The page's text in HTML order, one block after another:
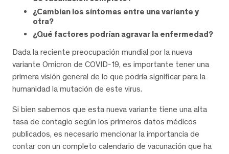
¿Cambian los síntomas entre una variante y
otra?
¿Qué factores podrían agravar la enfermedad?
Dada la reciente preocupación mundial por la nueva
variante Omicron de COVID-19, es importante tener una
primera visión general de lo que podría significar para la
humanidad la mutación de este virus.
Si bien sabemos que esta nueva variante tiene una alta
tasa de contagio según los primeros datos médicos
publicados, es necesario mencionar la importancia de
contar con un completo calendario de vacunación que ha